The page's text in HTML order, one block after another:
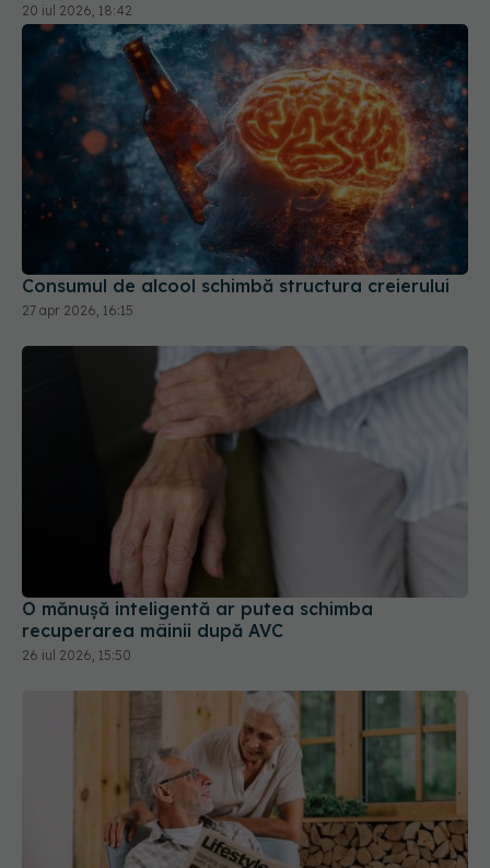
20 iul 2026, 18:42
Consumul de alcool schimbă structura creierului
27 apr 2026, 16:15
O mănușă inteligentă ar putea schimba
recuperarea mâinii după AVC
26 iul 2026, 15:50